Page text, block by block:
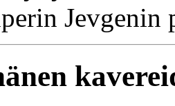
Jevgenin